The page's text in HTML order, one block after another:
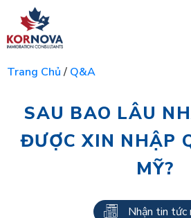
Trang Chủ/ Q&A
SAU BAO LÂU
ĐƯỢC XIN NHẬP
MỸ?
Nhận tin tức